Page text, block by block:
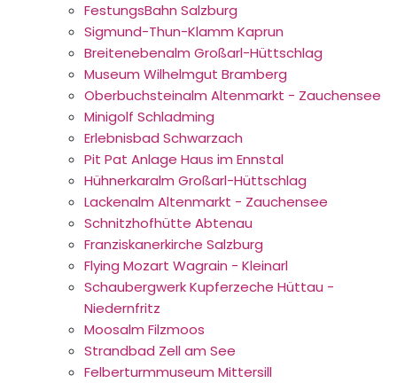
FestungsBahn Salzburg
Sigmund-Thun-Klamm Kaprun
Breitenebenalm Großarl-Hüttschlag
Museum Wilhelmgut Bramberg
Oberbuchsteinalm Altenmarkt - Zauchensee
Minigolf Schladming
Erlebnisbad Schwarzach
Pit Pat Anlage Haus im Ennstal
Hühnerkaralm Großarl-Hüttschlag
Lackenalm Altenmarkt - Zauchensee
Schnitzhofhütte Abtenau
Franziskanerkirche Salzburg
Flying Mozart Wagrain - Kleinarl
Schaubergwerk Kupferzeche Hüttau -
Niedernfritz
Moosalm Filzmoos
Strandbad Zell am See
Felberturmmuseum Mittersill